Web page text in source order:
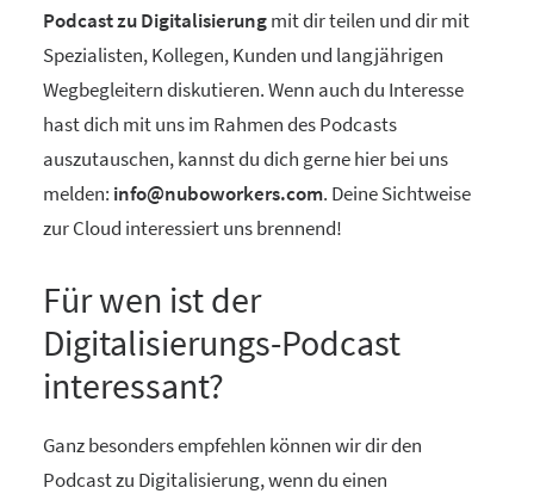
Podcast zu Digitalisierungmit dir teilen und dir mit
Spezialisten, Kollegen, Kunden und langjährigen
Wegbegleitern diskutieren. Wenn auch du Interesse
hast dich mit uns im Rahmen des Podcasts
auszutauschen, kannst du dich gerne hier bei uns
melden: info@nuboworkers.com. Deine Sichtweise
zur Cloud interessiert uns brennend!
Für wen ist der
Digitalisierungs-Podcast
interessant?
Ganz besonders empfehlen können wir dir den
Podcast zu Digitalisierung, wenn du einen